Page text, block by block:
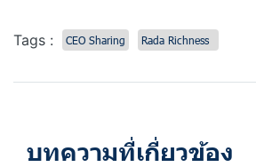
Tags : CEO Sharing Rada Richness
บทความที่เกี่ยวข้อง